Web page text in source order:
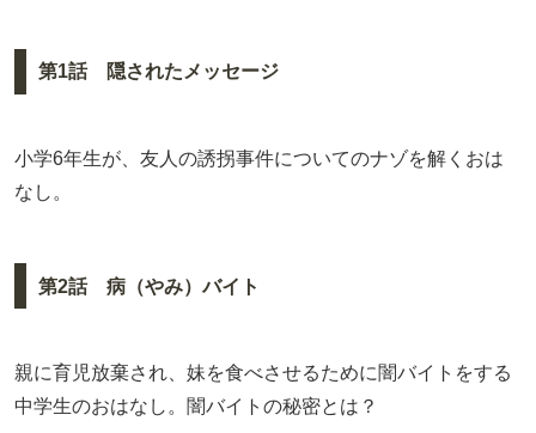
第1話 隠されたメッセージ
小学6年生が、友人の誘拐事件についてのナゾを解くおは
なし。
第2話 病（やみ）バイト
親に育児放棄され、妹を食べさせるために闇バイトをする
中学生のおはなし。闇バイトの秘密とは？